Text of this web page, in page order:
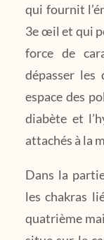
qui fournit
3e œil et qui
force de
dépasser les
espace des
diabète et
attachés à la
Dans la
les chakras
quatrième